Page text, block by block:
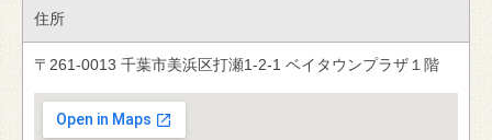
住所
〒261-0013 千葉市美浜区打瀬1-2-1 ベイタウンプラザ１階